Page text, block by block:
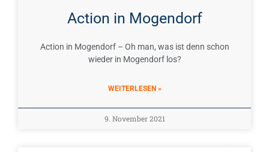
Action in Mogendorf
Action in Mogendorf – Oh man, was ist denn schon
wieder in Mogendorf los?
WEITERLESEN »
9. November 2021